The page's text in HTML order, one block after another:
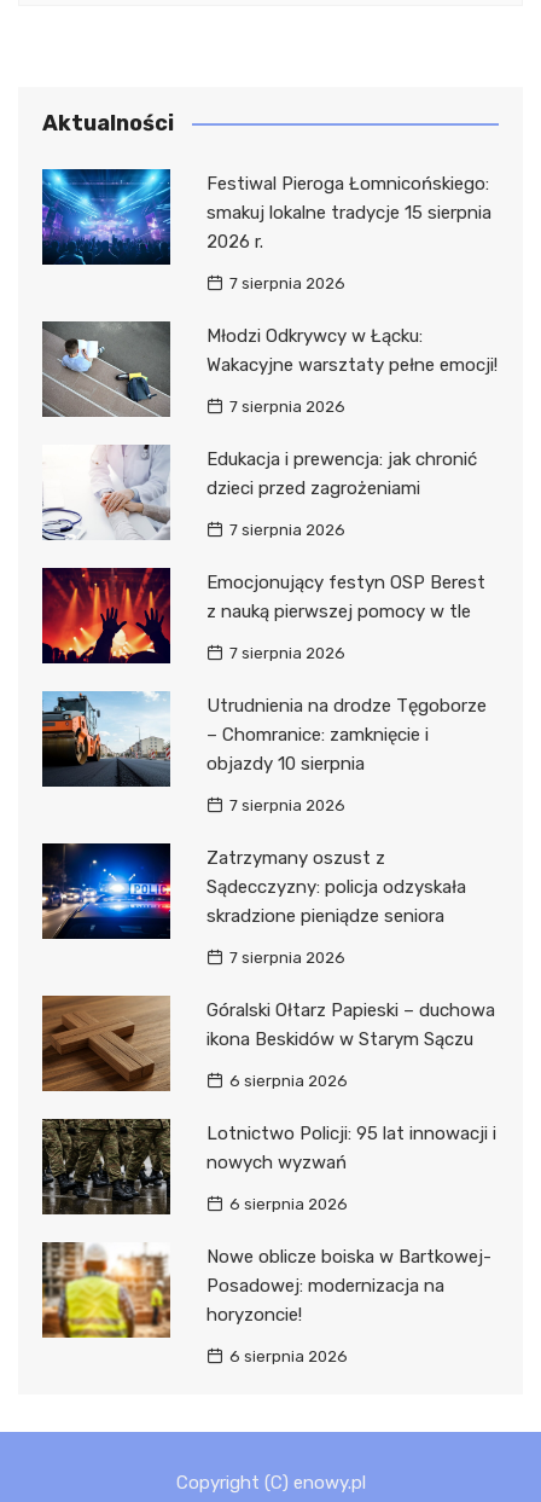
Aktualności
Festiwal Pieroga Łomnicońskiego:
smakuj lokalne tradycje 15 sierpnia
2026 r.
7 sierpnia 2026
Młodzi Odkrywcy w Łącku:
Wakacyjne warsztaty pełne emocji!
7 sierpnia 2026
Edukacja i prewencja: jak chronić
dzieci przed zagrożeniami
7 sierpnia 2026
Emocjonujący festyn OSP Berest
z nauką pierwszej pomocy w tle
7 sierpnia 2026
Utrudnienia na drodze Tęgoborze
– Chomranice: zamknięcie i
objazdy 10 sierpnia
7 sierpnia 2026
Zatrzymany oszust z
Sądecczyzny: policja odzyskała
skradzione pieniądze seniora
7 sierpnia 2026
Góralski Ołtarz Papieski – duchowa
ikona Beskidów w Starym Sączu
6 sierpnia 2026
Lotnictwo Policji: 95 lat innowacji i
nowych wyzwań
6 sierpnia 2026
Nowe oblicze boiska w Bartkowej-
Posadowej: modernizacja na
horyzoncie!
6 sierpnia 2026
Copyright (C) enowy.pl